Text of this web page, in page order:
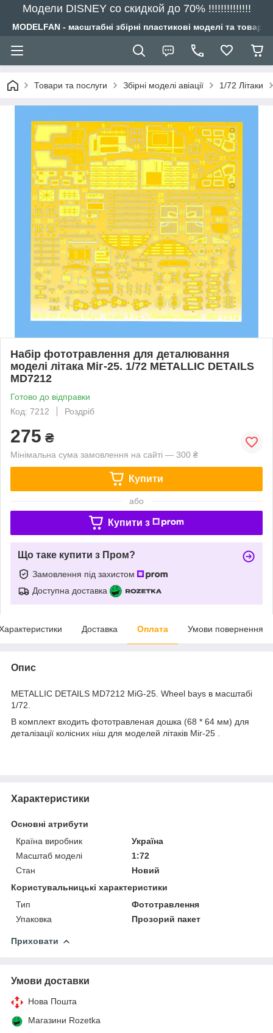
Модели DISNEY со скидкой до 70% !!!!!!!!!!!!!!
MODELFAN - масштабні збірні пластикові моделі та
Товари та послуги Збірні моделі авіації 1/72 Літаки
Набір фототравлення для деталювання
моделі літака Міг-25. 1/72 METALLIC DETAILS
MD7212
Готово до відправки
Код: 7212
Роздріб
275 ₴
Мінімальна сума замовлення на сайті — 300 ₴
Купити
або
Купити з
Що таке купити з Пром?
Замовлення під захистом
Доступна доставка
Доставка Оплата Умови повернення
Опис
METALLIC DETAILS MD7212 MiG-25. Wheel bays в масштабі
1/72.
В комплект входить фототравленая дошка (68 * 64 мм) для
деталізації колісних ніш для моделей літаків Міг-25 .
Характеристики
Основні атрибути
Країна виробник
Україна
Масштаб моделі
1:72
Стан
Новий
Користувальницькі характеристики
Тип
Фототравлення
Упаковка
Прозорий пакет
Приховати
Умови доставки
Нова Пошта
Магазини Rozetka